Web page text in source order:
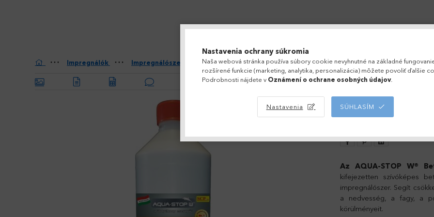
Impregnálók Impregnálószer tetőcserepekhez - ROOFTOP család
ROOFTOP
Az AQUA-STOP W®
kifejezetten szívóképes
impregnálószer. Segít
a nedvesség, a fagy, a
körülményeit.
Nastavenia ochrany súkromia
Naša webová stránka používa súbory cookie nevyhnutné na základné
rozšírené funkcie (marketing, analytika, personalizácia) môžete povoliť ďalšie
Podrobnosti nájdete v Oznámení o ochrane osobných údajov.
Nastavenia SÚHLASÍM